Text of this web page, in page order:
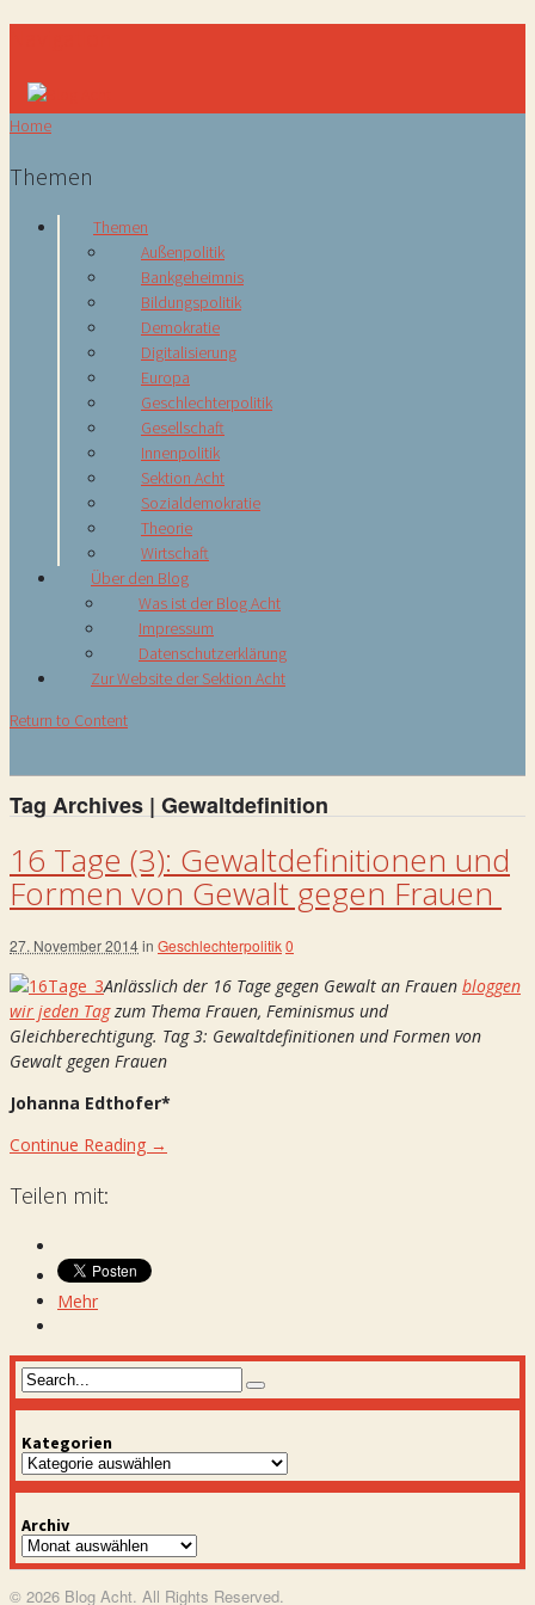
Home
Themen
Themen
Außenpolitik
Bankgeheimnis
Bildungspolitik
Demokratie
Digitalisierung
Europa
Geschlechterpolitik
Gesellschaft
Innenpolitik
Sektion Acht
Sozialdemokratie
Theorie
Wirtschaft
Über den Blog
Was ist der Blog Acht
Impressum
Datenschutzerklärung
Zur Website der Sektion Acht
Return to Content
Tag Archives | Gewaltdefinition
16 Tage (3): Gewaltdefinitionen und
Formen von Gewalt gegen Frauen
27. November 2014in Geschlechterpolitik0
Anlässlich der 16 Tage gegen Gewalt an Frauen bloggen
wir jeden Tagzum Thema Frauen, Feminismus und
Gleichberechtigung. Tag 3: Gewaltdefinitionen und Formen von
Gewalt gegen Frauen
Johanna Edthofer*
Continue Reading →
Teilen mit:
Mehr
Kategorien
Kategorien
Archiv
Archiv
© 2026 Blog Acht. All Rights Reserved.